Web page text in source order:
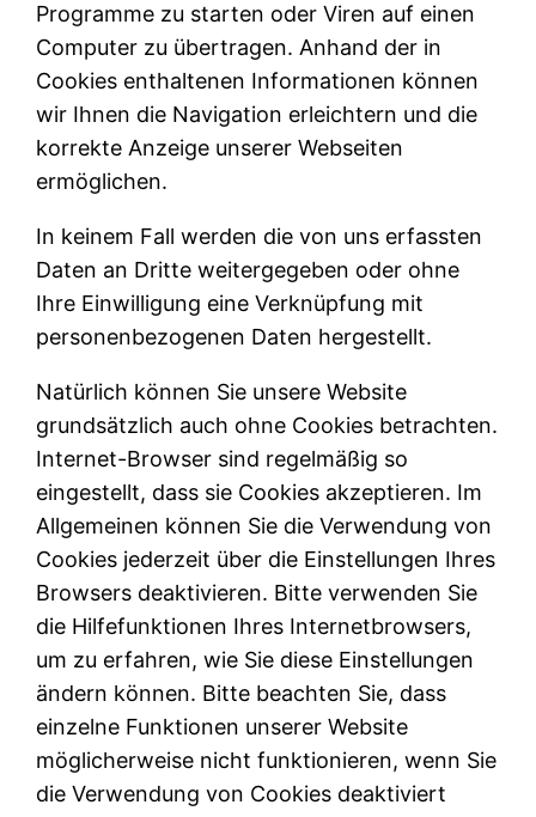
Programme zu starten oder Viren auf einen
Computer zu übertragen. Anhand der in
Cookies enthaltenen Informationen können
wir Ihnen die Navigation erleichtern und die
korrekte Anzeige unserer Webseiten
ermöglichen.
In keinem Fall werden die von uns erfassten
Daten an Dritte weitergegeben oder ohne
Ihre Einwilligung eine Verknüpfung mit
personenbezogenen Daten hergestellt.
Natürlich können Sie unsere Website
grundsätzlich auch ohne Cookies betrachten.
Internet-Browser sind regelmäßig so
eingestellt, dass sie Cookies akzeptieren. Im
Allgemeinen können Sie die Verwendung von
Cookies jederzeit über die Einstellungen Ihres
Browsers deaktivieren. Bitte verwenden Sie
die Hilfefunktionen Ihres Internetbrowsers,
um zu erfahren, wie Sie diese Einstellungen
ändern können. Bitte beachten Sie, dass
einzelne Funktionen unserer Website
möglicherweise nicht funktionieren, wenn Sie
die Verwendung von Cookies deaktiviert